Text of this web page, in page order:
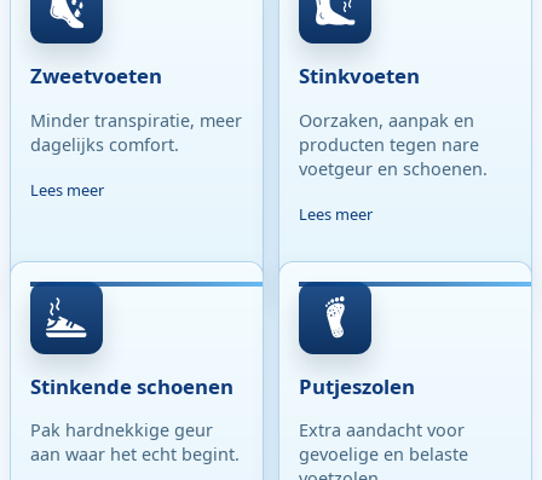
Zweetvoeten
Minder transpiratie, meer
dagelijks comfort.
Lees meer
Stinkvoeten
Oorzaken, aanpak en
producten tegen nare
voetgeur en schoenen.
Lees meer
Stinkende schoenen
Pak hardnekkige geur
aan waar het echt begint.
Putjeszolen
Extra aandacht voor
gevoelige en belaste